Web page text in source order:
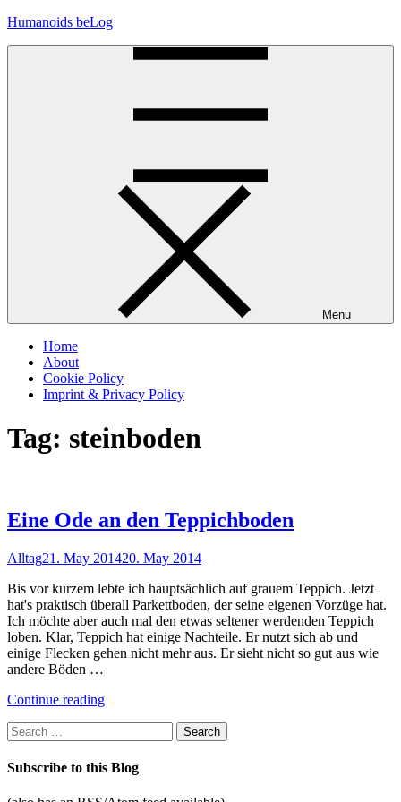
Skip
Humanoids beLog
Menu
Home
About
Cookie Policy
Imprint & Privacy Policy
Tag: steinboden
Eine Ode an den Teppichboden
Alltag21. May 201420. May 2014
Bis vor kurzem lebte ich hauptsächlich auf grauem Teppich. Jetzt
hat's praktisch überall Parkettboden, der seine eigenen Vorzüge hat.
Ich möchte aber auch mal den etwas seltener werdenden Teppich
loben. Klar, Teppich hat einige Nachteile. Er nutzt sich ab und
einige Flecken gehen nicht mehr aus. Er sieht nicht so gut aus wie
andere Böden …
Continue reading"Eine
Teppichboden"
Search
for:
Subscribe to this Blog